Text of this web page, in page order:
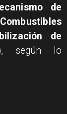
de
de
según lo